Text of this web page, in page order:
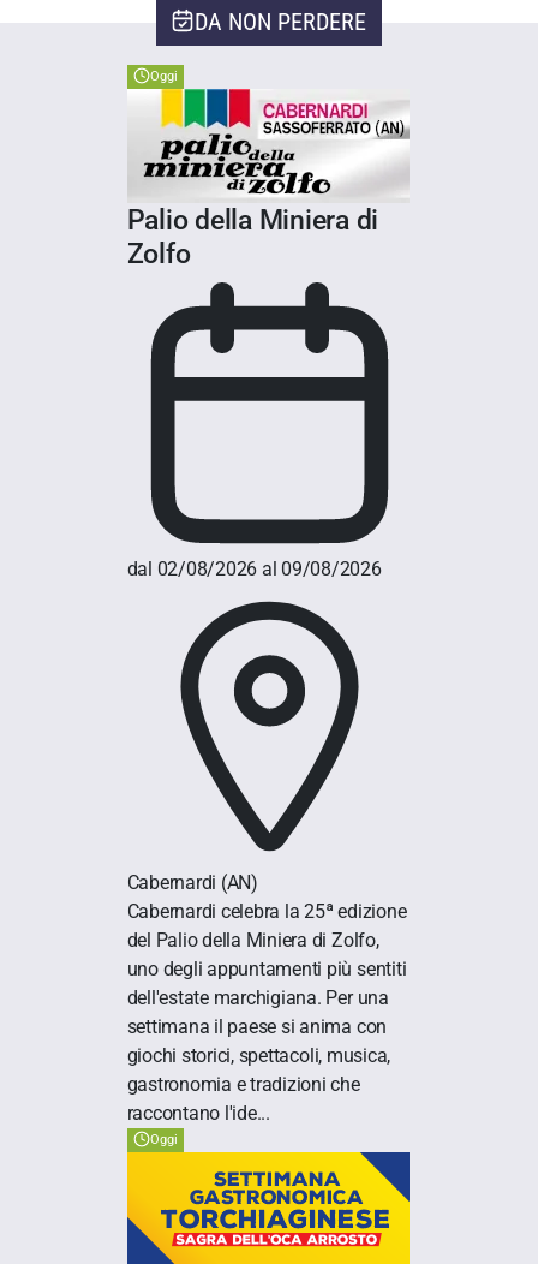
DA NON PERDERE
Oggi
Palio della Miniera di
Zolfo
dal 02/08/2026 al 09/08/2026
Cabernardi (AN)
Cabernardi celebra la 25ª edizione
del Palio della Miniera di Zolfo,
uno degli appuntamenti più sentiti
dell'estate marchigiana. Per una
settimana il paese si anima con
giochi storici, spettacoli, musica,
gastronomia e tradizioni che
raccontano l'ide...
Oggi